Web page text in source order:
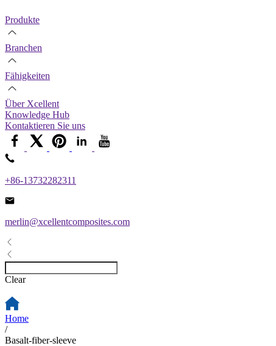
Produkte
Branchen
Fähigkeiten
Über Xcellent
Knowledge Hub
Kontaktieren Sie uns
+86-13732282311
merlin@xcellentcomposites.com
Clear
Home
/
Basalt-fiber-sleeve